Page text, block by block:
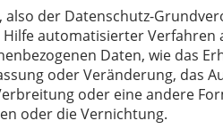
der Datenschutz-
automatisierter
Daten, wie das
oder Veränderung, das
oder eine andere
oder die Vernichtung.